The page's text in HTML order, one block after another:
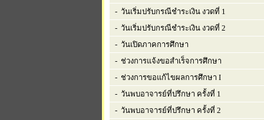
- วันเริ่มปรับกรณีชำระเงิน งวดที่ 1
- วันเริ่มปรับกรณีชำระเงิน งวดที่ 2
- วันเปิดภาคการศึกษา
- ช่วงการแจ้งขอสำเร็จการศึกษา
- ช่วงการขอแก้ไขผลการศึกษา I
- วันพบอาจารย์ที่ปรึกษา ครั้งที่ 1
- วันพบอาจารย์ที่ปรึกษา ครั้งที่ 2